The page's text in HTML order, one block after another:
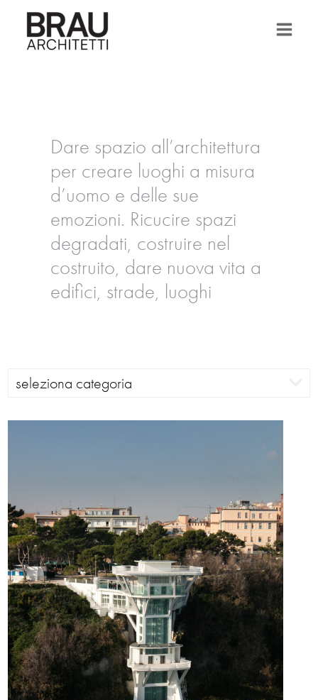
Dare spazio all’architettura
per creare luoghi a misura
d’uomo e delle sue
emozioni. Ricucire spazi
degradati, costruire nel
costruito, dare nuova vita a
edifici, strade, luoghi
seleziona categoria